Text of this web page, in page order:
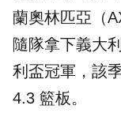
蘭奧林匹亞（
隨隊拿下義大
利盃冠軍，該
4.3 籃板。